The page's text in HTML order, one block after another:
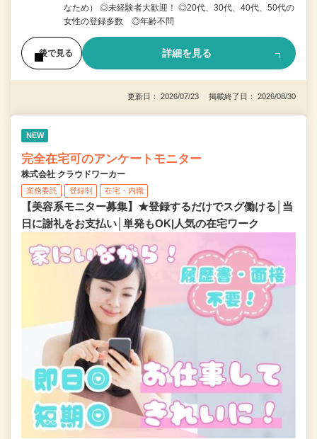
なため） ◎未経験者大歓迎！ ◎20代、30代、40代、50代の
女性の登録多数 ◎年齢不問
後で見る 詳細を見る
更新日： 2026/07/23 掲載終了日： 2026/08/30
NEW
完全在宅可のアンケートモニター
株式会社 クラウドワーカー
業務委託 登録制 在宅・内職
【美容系モニター募集】★登録するだけでスグ働ける│当
日に謝礼をお支払い│単発もOK|人気の在宅ワーク